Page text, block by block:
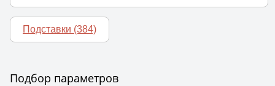
Подставки (384)
Подбор параметров